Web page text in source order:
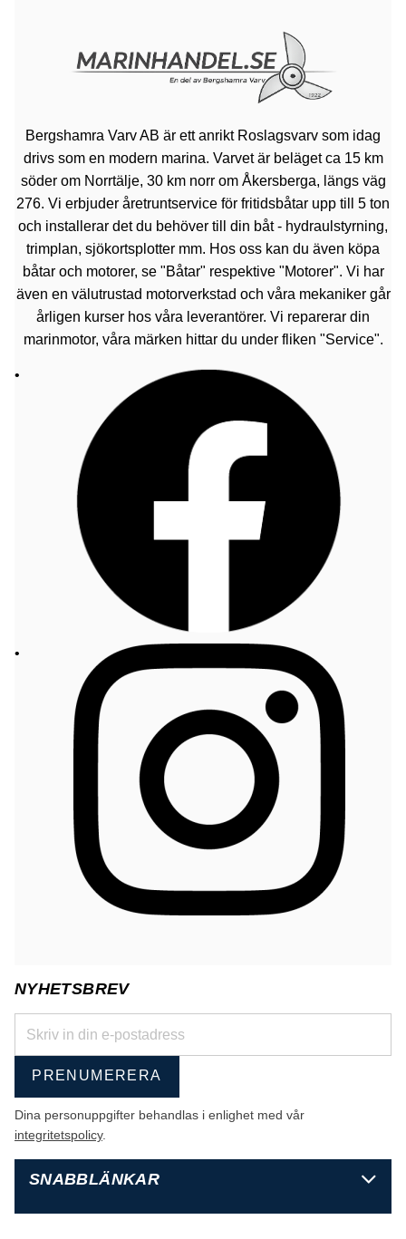
Bergshamra Varv AB är ett anrikt Roslagsvarv som idag
drivs som en modern marina. Varvet är beläget ca 15 km
söder om Norrtälje, 30 km norr om Åkersberga, längs väg
276. Vi erbjuder åretruntservice för fritidsbåtar upp till 5 ton
och installerar det du behöver till din båt - hydraulstyrning,
trimplan, sjökortsplotter mm. Hos oss kan du även köpa
båtar och motorer, se "Båtar" respektive "Motorer". Vi har
även en välutrustad motorverkstad och våra mekaniker går
årligen kurser hos våra leverantörer. Vi reparerar din
marinmotor, våra märken hittar du under fliken "Service".
NYHETSBREV
PRENUMERERA
Dina personuppgifter behandlas i enlighet med vår
integritetspolicy.
SNABBLÄNKAR